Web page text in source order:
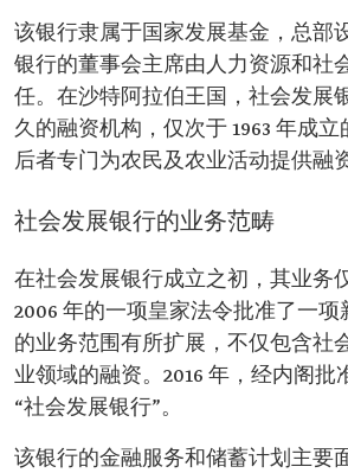
该银行隶属于国家发展基金，总部
银行的董事会主席由人力资源和社
任。在沙特阿拉伯王国，社会发展
久的融资机构，仅次于 1963 年成立
后者专门为农民及农业活动提供融资
社会发展银行的业务范畴
在社会发展银行成立之初，其业务
2006 年的一项皇家法令批准了一
的业务范围有所扩展，不仅包含社
业领域的融资。2016 年，经内阁批
“社会发展银行”。
该银行的金融服务和储蓄计划主要